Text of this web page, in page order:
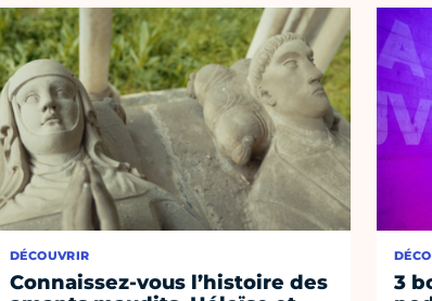
DÉCOUVRIR
Connaissez-vous l’histoire des
3